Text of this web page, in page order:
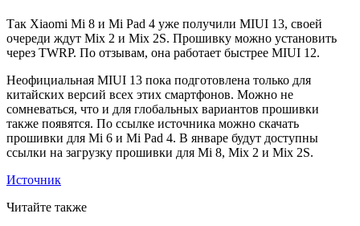
Так Xiaomi Mi 8 и Mi Pad 4 уже получили MIUI 13, своей
очереди ждут Mix 2 и Mix 2S. Прошивку можно установить
через TWRP. По отзывам, она работает быстрее MIUI 12.
Неофициальная MIUI 13 пока подготовлена только для
китайских версий всех этих смартфонов. Можно не
сомневаться, что и для глобальных вариантов прошивки
также появятся. По ссылке источника можно скачать
прошивки для Mi 6 и Mi Pad 4. В январе будут доступны
ссылки на загрузку прошивки для Mi 8, Mix 2 и Mix 2S.
Источник
Читайте также